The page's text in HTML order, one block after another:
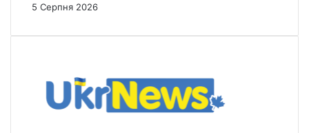
5 Серпня 2026